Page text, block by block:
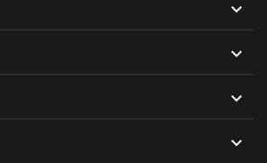



